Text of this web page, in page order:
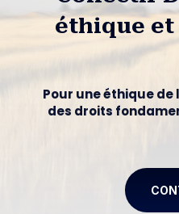
éthique
Pour une éthique
des droits